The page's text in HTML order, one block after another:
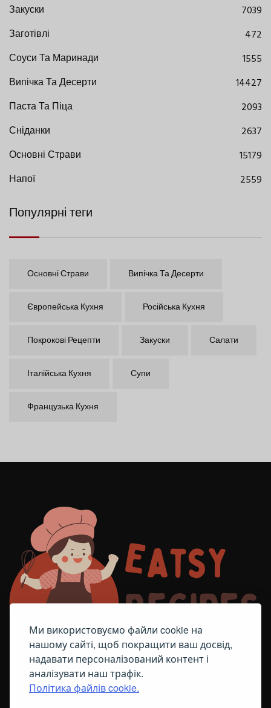
Ми використовуємо файли cookie на
нашому сайті, щоб покращити ваш досвід,
надавати персоналізований контент і
аналізувати наш трафік.
Політика файлів cookie.
Закуски
7039
Заготівлі
472
Соуси Та Маринади
1555
Випічка Та Десерти
14427
Паста Та Піца
2093
Сніданки
2637
Основні Страви
15179
Напої
2559
Популярні теги
Основні Страви Випічка Та Десерти
Європейська Кухня Російська Кухня
Покрокові Рецепти Закуски Салати
Італійська Кухня Супи
Французька Кухня